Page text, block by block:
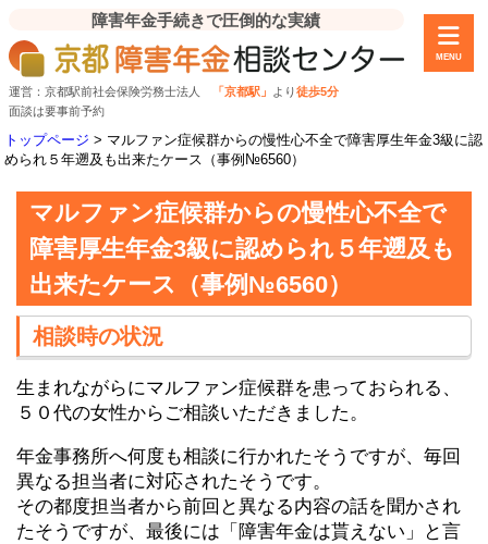
障害年金手続きで圧倒的な実績
運営：京都駅前社会保険労務士法人 「京都駅」 より徒歩5分
面談は要事前予約
MENU
トップページ > マルファン症候群からの慢性心不全で障害厚生年金3級に認
められ５年遡及も出来たケース（事例№6560）
マルファン症候群からの慢性心不全で
障害厚生年金3級に認められ５年遡及も
出来たケース（事例№6560）
相談時の状況
生まれながらにマルファン症候群を患っておられる、
５０代の女性からご相談いただきました。
年金事務所へ何度も相談に行かれたそうですが、毎回
異なる担当者に対応されたそうです。
その都度担当者から前回と異なる内容の話を聞かされ
たそうですが、最後には「障害年金は貰えない」と言